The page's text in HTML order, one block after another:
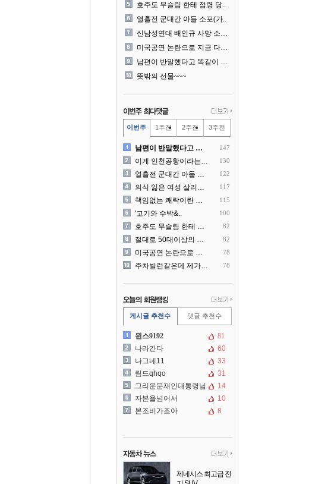
호주도 무슬림 한테 점령 당..
열흘전 군대간 아들 소포(가..
신남성연대 배인규 사망 소식..
미국공연 논란으로 지금 다시..
남편이 반말했다고 똑같이 반..
뜻밖의 선물~~~
이번주 1주전 2주전 3주전
남편이 반말했다고 똑같이 반.. 147
이게 인천공항이라는게 믿겨지.. 130
열흘전 군대간 아들 소포(가.. 122
의식 잃은 여성 살리려다 성.. 117
책임없는 쾌락이란 말에 빡친.. 115
'고기와 수박&.. 100
호주도 무슬림 한테 점령 당.. 82
절대로 50대이상의 딜러를 .. 82
미국공연 논란으로 지금 다시.. 78
주차빌런같은데 제가 잘못한건.. 78
게시글 추천수 댓글 추천수
윈스9192
81
나라간다
60
나그네11
33
림드qhqo
31
그리운문재인대통령님
14
자본을넘어서
10
본조비가조아
8
제네시스 최고급 전